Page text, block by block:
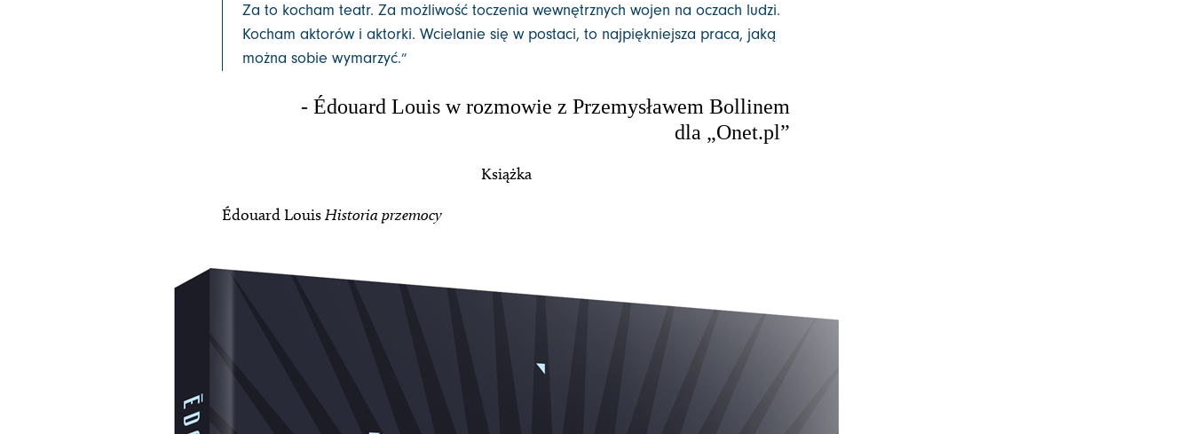
Za to kocham teatr. Za możliwość toczenia wewnętrznych wojen na oczach ludzi.
Kocham aktorów i aktorki. Wcielanie się w postaci, to najpiękniejsza praca, jaką
można sobie wymarzyć.”
- Édouard Louis w rozmowie z Przemysławem Bollinem
dla „Onet.pl”
Książka
Édouard LouisHistoria przemocy